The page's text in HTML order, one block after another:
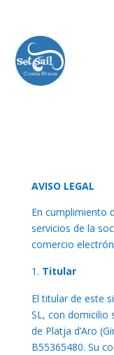
AVISO LEGAL
En cumplimiento
servicios de la
comercio
Titular
El titular de este
SL, con domicilio
de Platja d’Aro
B55365480. Su